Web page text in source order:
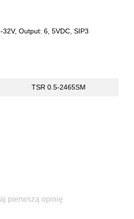
32V, Output: 6, 5VDC, SIP3
TSR 0.5-2465SM
pierwszą opinię